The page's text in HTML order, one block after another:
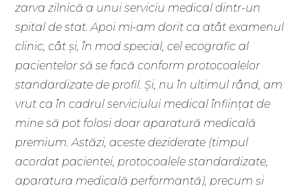
zarva zilnică a unui serviciu medical dintr-un
spital de stat. Apoi mi-am dorit ca atât examenul
clinic, cât și, în mod special, cel ecografic al
pacientelor să se facă conform protocoalelor
standardizate de profil. Și, nu în ultimul rând, am
vrut ca în cadrul serviciului medical înființat de
mine să pot folosi doar aparatură medicală
premium. Astăzi, aceste deziderate (timpul
acordat pacientei, protocoalele standardizate,
aparatura medicală performantă), precum și